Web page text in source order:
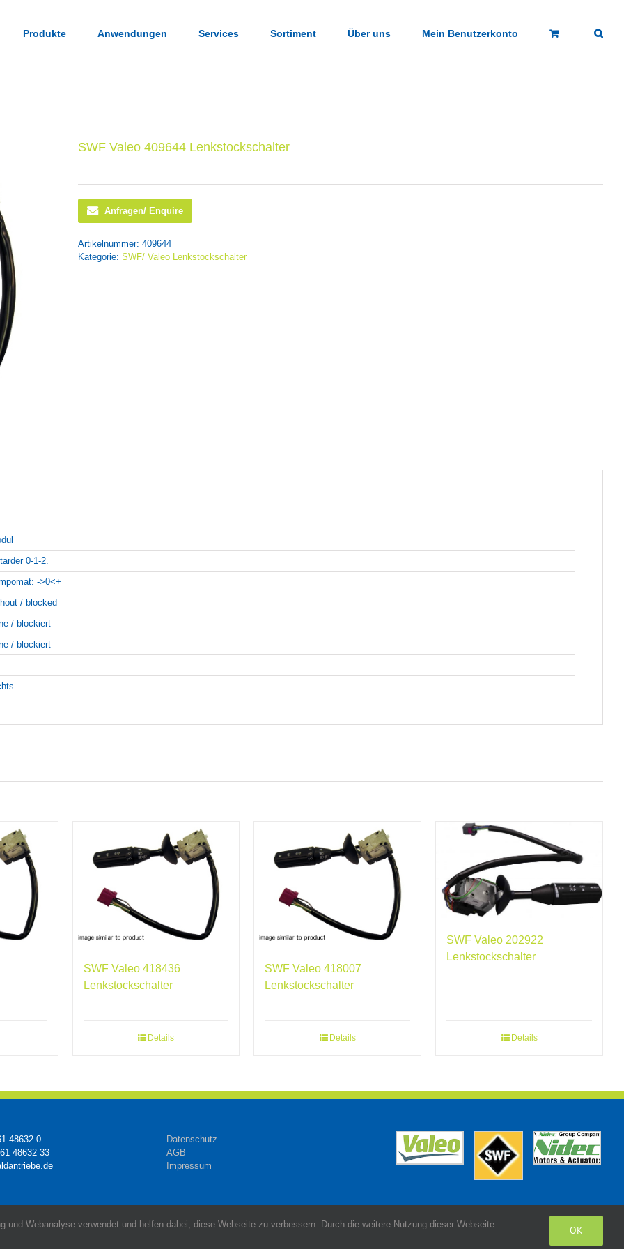
Produkte Anwendungen Services Sortiment Über uns Mein Benutzerkonto
SWF Valeo 409644 Lenkstockschalter
Anfragen/ Enquire
Artikelnummer: 409644
Kategorie: SWF/ Valeo Lenkstockschalter
0-1-2.
->0<+
/ blocked
/ blockiert
/ blockiert
SWF Valeo 418436
Lenkstockschalter
Details
SWF Valeo 418007
Lenkstockschalter
Details
SWF Valeo 202922
Lenkstockschalter
Details
48632 0
48632 33
Datenschutz
AGB
Impressum
Webanalyse verwendet und helfen dabei, diese Webseite zu verbessern. Durch die weitere Nutzung dieser Webseite
OK